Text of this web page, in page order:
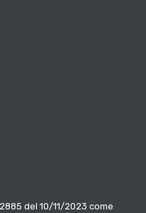
del 10/11/2023 come